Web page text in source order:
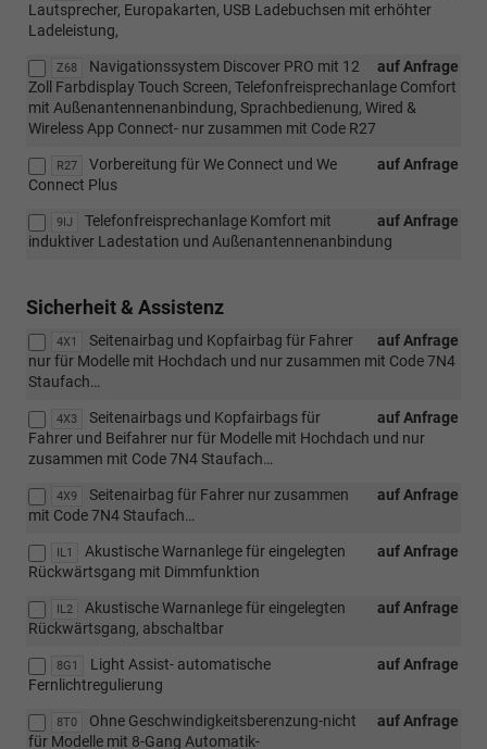
Lautsprecher, Europakarten, USB Ladebuchsen mit erhöhter
Ladeleistung,
Z68 auf Anfrage
Navigationssystem Discover PRO mit 12
Zoll Farbdisplay Touch Screen, Telefonfreisprechanlage Comfort
mit Außenantennenanbindung, Sprachbedienung, Wired &
Wireless App Connect- nur zusammen mit Code R27
R27 auf Anfrage
Vorbereitung für We Connect und We
Connect Plus
9IJ auf Anfrage
Telefonfreisprechanlage Komfort mit
induktiver Ladestation und Außenantennenanbindung
Sicherheit & Assistenz
4X1 auf Anfrage
Seitenairbag und Kopfairbag für Fahrer
nur für Modelle mit Hochdach und nur zusammen mit Code 7N4
Staufach…
4X3 auf Anfrage
Seitenairbags und Kopfairbags für
Fahrer und Beifahrer nur für Modelle mit Hochdach und nur
zusammen mit Code 7N4 Staufach…
4X9 auf Anfrage
Seitenairbag für Fahrer nur zusammen
mit Code 7N4 Staufach…
IL1 auf Anfrage
Akustische Warnanlege für eingelegten
Rückwärtsgang mit Dimmfunktion
IL2 auf Anfrage
Akustische Warnanlege für eingelegten
Rückwärtsgang, abschaltbar
8G1 auf Anfrage
Light Assist- automatische
Fernlichtregulierung
8T0 auf Anfrage
Ohne Geschwindigkeitsberenzung-nicht
für Modelle mit 8-Gang Automatik-